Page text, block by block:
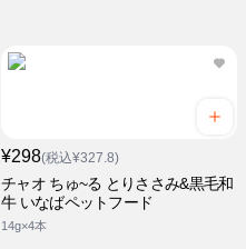
¥298(税込¥327.8)
チャオ ちゅ~る とりささみ&黒毛和
牛 いなばペットフード
14g×4本